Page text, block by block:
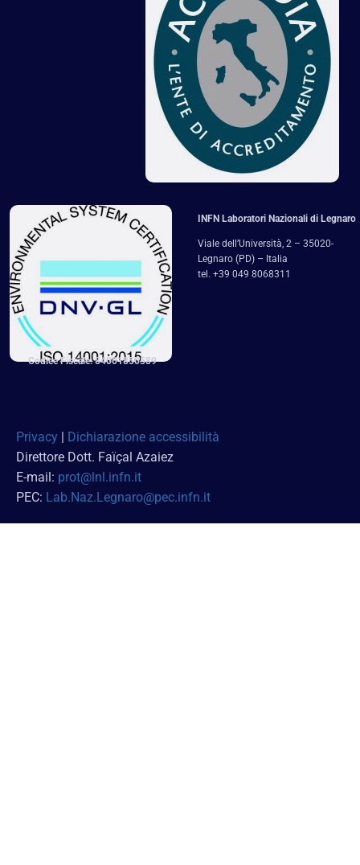
INFN Laboratori Nazionali di Legnaro
Viale dell’Università, 2 – 35020-
Legnaro (PD) – Italia
tel. +39 049 8068311
Codice Fiscale: 84001850589
Privacy | Dichiarazione accessibilità
Direttore Dott. Faïçal Azaiez
E-mail: prot@lnl.infn.it
PEC: Lab.Naz.Legnaro@pec.infn.it